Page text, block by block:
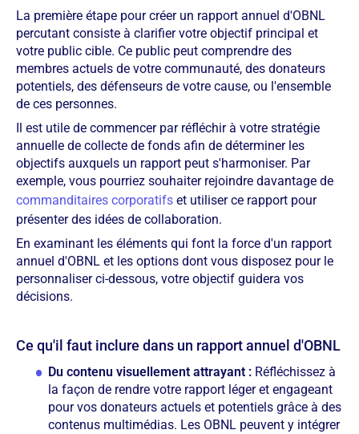
La première étape pour créer un rapport annuel d'OBNL
percutant consiste à clarifier votre objectif principal et
votre public cible. Ce public peut comprendre des
membres actuels de votre communauté, des donateurs
potentiels, des défenseurs de votre cause, ou l'ensemble
de ces personnes.
Il est utile de commencer par réfléchir à votre stratégie
annuelle de collecte de fonds afin de déterminer les
objectifs auxquels un rapport peut s'harmoniser. Par
exemple, vous pourriez souhaiter rejoindre davantage de
commanditaires corporatifs et utiliser ce rapport pour
présenter des idées de collaboration.
En examinant les éléments qui font la force d'un rapport
annuel d'OBNL et les options dont vous disposez pour le
personnaliser ci-dessous, votre objectif guidera vos
décisions.
Ce qu'il faut inclure dans un rapport annuel d'OBNL
Du contenu visuellement attrayant : Réfléchissez à
la façon de rendre votre rapport léger et engageant
pour vos donateurs actuels et potentiels grâce à des
contenus multimédias. Les OBNL peuvent y intégrer